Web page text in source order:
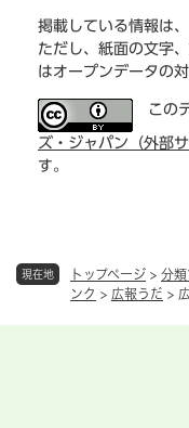
現在地 トップページ > 分類
ンク > 広報うだ >
掲載している情報は
ただし、紙面の文字
はオープンデータの
このデ
ズ・ジャパン（外部
す。